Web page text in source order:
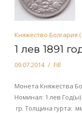
Княжество Болгария
1 лев 1891
09.07.2014 Fill
Монета Княжества
Номинал: 1 лев
гр. Толщина гурта: